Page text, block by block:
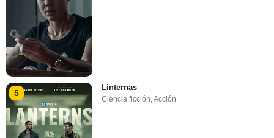
5
Linternas
Ciencia ficción,Acción